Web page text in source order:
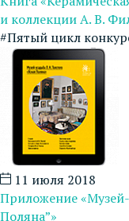
и коллекции А. В.
#Пятый цикл
11 июля 2018
Приложение «Музей-
Поляна”»